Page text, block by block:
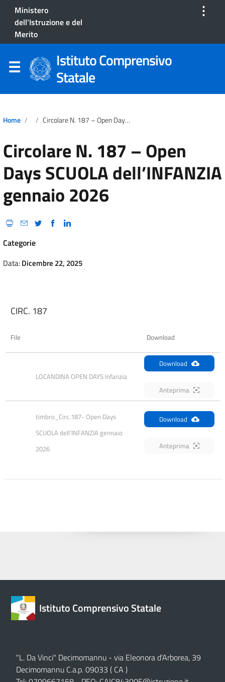
Ministero
dell'Istruzione e del
Merito
⋮
Istituto Comprensivo
Statale
Home Circolare N. 187 – Open Days SCUOLA Dell’INFANZIA Gennaio 2026
Circolare N. 187 – Open
Days SCUOLA dell’INFANZIA
gennaio 2026
Categorie
Data:Dicembre 22, 2025
CIRC. 187
File Download
LOCANDINA OPEN DAYS Infanzia
Download
Anteprima
timbro_Circ.187- Open Days
SCUOLA dell’INFANZIA gennaio
2026
Download
Anteprima
Istituto Comprensivo Statale
"L. Da Vinci" Decimomannu - via Eleonora d'Arborea, 39
Decimomannu C.a.p. 09033 ( CA )